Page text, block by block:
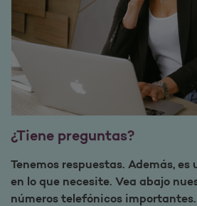
¿Tiene preguntas?
Tenemos respuestas. Además,
en lo que necesite. Vea abajo
números telefónicos importantes.